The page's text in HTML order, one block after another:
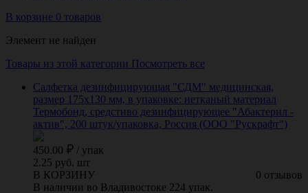
В корзине 0 товаров
Элемент не найден
Товары из этой категории Посмотреть все
Салфетка дезинфицирующая "СДМ" медицинская,
размер 175х130 мм, в упаковке: нетканый материал
Термобонд, средстиво дезинфицирующее "Абактерил -
актив", 200 штук/упаковка, Россия (ООО "Рускрафт")
450.00 / упак
2.25 руб. шт
0 отзывов
В КОРЗИНУ
В наличии во Владивостоке 224 упак.